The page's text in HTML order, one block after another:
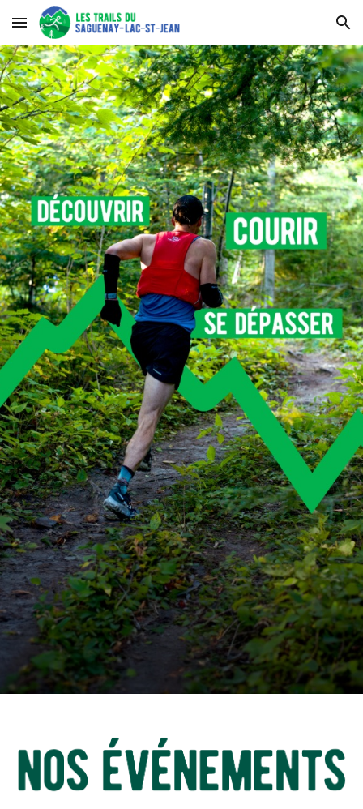
Skip to main content Skip to navigation